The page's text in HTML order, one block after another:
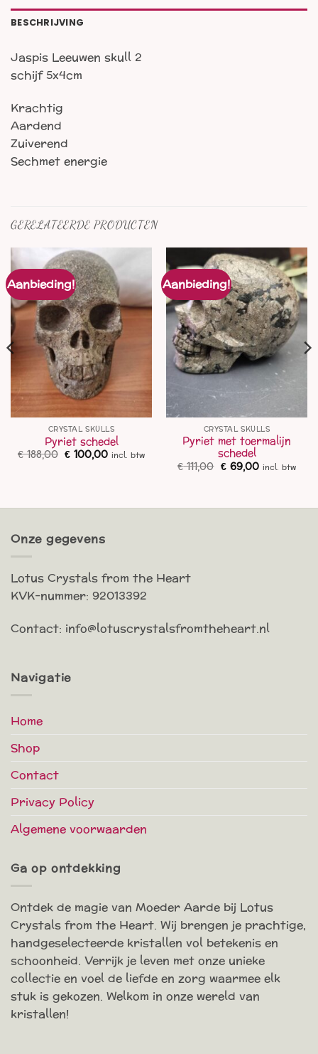
BESCHRIJVING
Jaspis Leeuwen skull 2
schijf 5x4cm
Krachtig
Aardend
Zuiverend
Sechmet energie
GERELATEERDE PRODUCTEN
Aanbieding!
CRYSTAL SKULLS
Pyriet schedel
€188,00 Oorspronkelijke
prijs
€ 100,00Huidige
prijs
incl. btw
Aanbieding!
CRYSTAL SKULLS
Pyriet met toermalijn
schedel
€111,00 Oorspronkelijke
prijs
€69,00Huidige
prijs
incl. btw
Onze gegevens
Lotus Crystals from the Heart
KVK-nummer: 92013392
Contact: info@lotuscrystalsfromtheheart.nl
Navigatie
Home
Shop
Contact
Privacy Policy
Algemene voorwaarden
Ga op ontdekking
Ontdek de magie van Moeder Aarde bij Lotus
Crystals from the Heart. Wij brengen je prachtige,
handgeselecteerde kristallen vol betekenis en
schoonheid. Verrijk je leven met onze unieke
collectie en voel de liefde en zorg waarmee elk
stuk is gekozen. Welkom in onze wereld van
kristallen!